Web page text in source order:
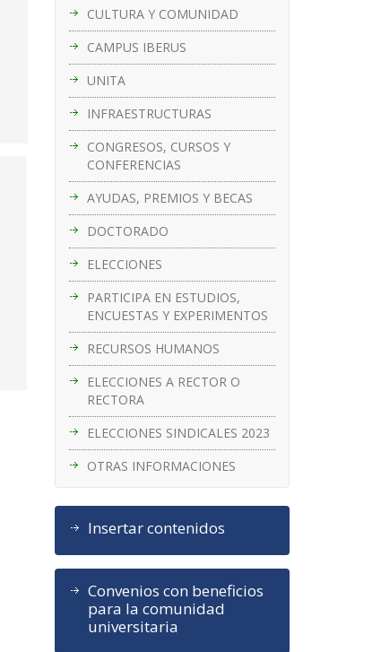
CULTURA Y COMUNIDAD
CAMPUS IBERUS
UNITA
INFRAESTRUCTURAS
CONGRESOS, CURSOS Y
CONFERENCIAS
AYUDAS, PREMIOS Y BECAS
DOCTORADO
ELECCIONES
PARTICIPA EN ESTUDIOS,
ENCUESTAS Y EXPERIMENTOS
RECURSOS HUMANOS
ELECCIONES A RECTOR O
RECTORA
ELECCIONES SINDICALES 2023
OTRAS INFORMACIONES
Insertar contenidos
Convenios con beneficios
para la comunidad
universitaria